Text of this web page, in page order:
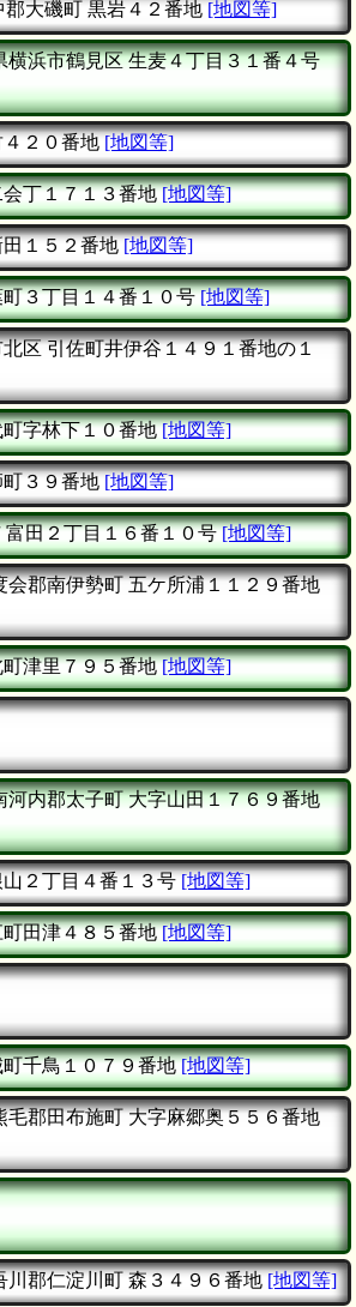
郡大磯町黒岩４２番地 [地図等]
横浜市鶴見区生麦４丁目３１番４号
２０番地 [地図等]
丁１７１３番地 [地図等]
１５２番地 [地図等]
３丁目１４番１０号 [地図等]
区引佐町井伊谷１４９１番地の１
字林下１０番地 [地図等]
３９番地 [地図等]
富田２丁目１６番１０号 [地図等]
会郡南伊勢町五ケ所浦１１２９番地
津里７９５番地 [地図等]
河内郡太子町大字山田１７６９番地
２丁目４番１３号 [地図等]
田津４８５番地 [地図等]
千鳥１０７９番地 [地図等]
毛郡田布施町大字麻郷奥５５６番地
川郡仁淀川町森３４９６番地 [地図等]